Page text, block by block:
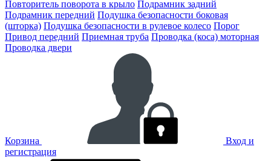
Повторитель поворота в крыло Подрамник задний
Подрамник передний Подушка безопасности боковая
(шторка) Подушка безопасности в рулевое колесо Порог
Привод передний Приемная труба Проводка (коса) моторная
Проводка двери
Корзина
Вход и
регистрация